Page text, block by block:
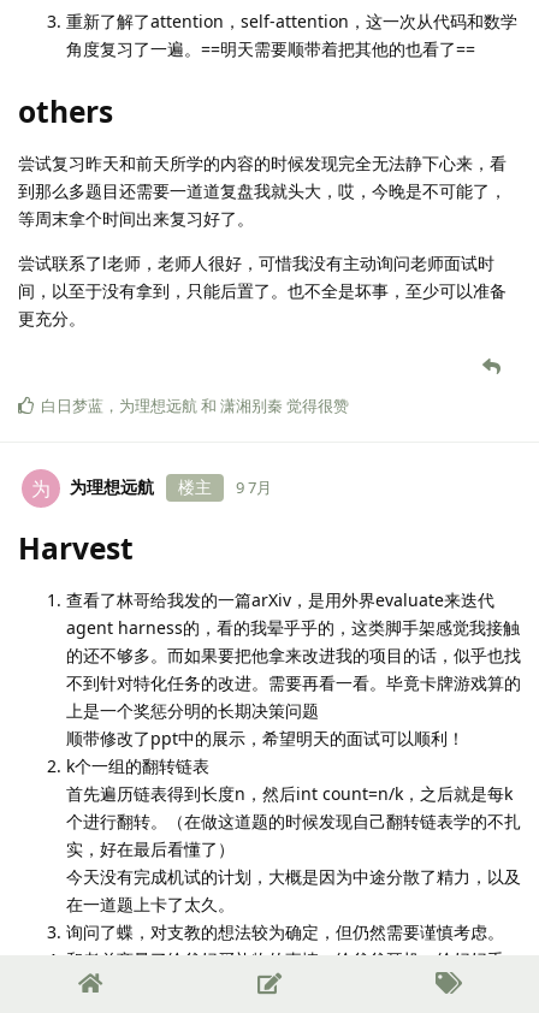
重新了解了attention，self-attention，这一次从代码和数学
角度复习了一遍。==明天需要顺带着把其他的也看了==
others
尝试复习昨天和前天所学的内容的时候发现完全无法静下心来，看
到那么多题目还需要一道道复盘我就头大，哎，今晚是不可能了，
等周末拿个时间出来复习好了。
尝试联系了l老师，老师人很好，可惜我没有主动询问老师面试时
间，以至于没有拿到，只能后置了。也不全是坏事，至少可以准备
更充分。
白日梦蓝 ， 为理想远航和 潇湘别秦 觉得很赞
为 为理想远航 楼主 9 7月
Harvest
查看了林哥给我发的一篇arXiv，是用外界evaluate来迭代
agent harness的，看的我晕乎乎的，这类脚手架感觉我接触
的还不够多。而如果要把他拿来改进我的项目的话，似乎也找
不到针对特化任务的改进。需要再看一看。毕竟卡牌游戏算的
上是一个奖惩分明的长期决策问题
顺带修改了ppt中的展示，希望明天的面试可以顺利！
k个一组的翻转链表
首先遍历链表得到长度n，然后int count=n/k，之后就是每k
个进行翻转。（在做这道题的时候发现自己翻转链表学的不扎
实，好在最后看懂了）
今天没有完成机试的计划，大概是因为中途分散了精力，以及
在一道题上卡了太久。
询问了蝶，对支教的想法较为确定，但仍然需要谨慎考虑。
和老弟商量了给爸妈买礼物的事情。给爸爸耳机，给妈妈手
链。